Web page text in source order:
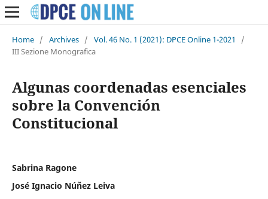
Home / Archives / Vol. 46 No. 1 (2021): DPCE Online 1-2021
/
III Sezione Monografica
Algunas coordenadas esenciales
sobre la Convención
Constitucional
Sabrina Ragone
José Ignacio Núñez Leiva